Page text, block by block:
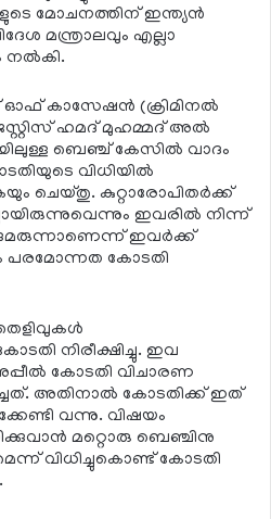
മോചനത്തിന് ഇന്ത്യന്‍
മന്ത്രാലവും എല്ലാ
ഓഫ് കാസേഷന്‍ (ക്രിമിനല്‍
ജസ്റ്റിസ് ഹമദ് മുഹമ്മദ് അല്‍
ബെഞ്ച് കേസില്‍ വാദം
വിധിയില്‍
ചെയ്തു. കുറ്റാരോപിതര്‍ക്ക്
ഇവരില്‍ നിന്ന്
ഇവര്‍ക്ക്
പരമോന്നത കോടതി
നിരീക്ഷിച്ചു. ഇവ
കോടതി വിചാരണ
അതിനാല്‍ കോടതിക്ക് ഇത്
വന്നു. വിഷയം
മറ്റൊരു ബെഞ്ചിനു
വിധിച്ചുകൊണ്ട് കോടതി